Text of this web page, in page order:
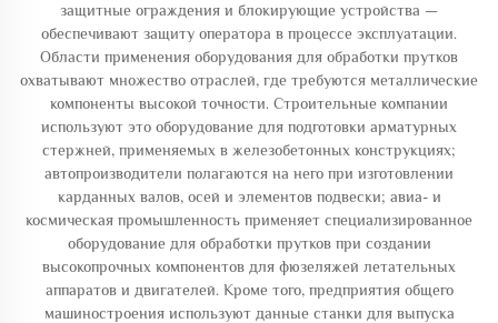
защитные ограждения и блокирующие устройства —
обеспечивают защиту оператора в процессе эксплуатации.
Области применения оборудования для обработки прутков
охватывают множество отраслей, где требуются металлические
компоненты высокой точности. Строительные компании
используют это оборудование для подготовки арматурных
стержней, применяемых в железобетонных конструкциях;
автопроизводители полагаются на него при изготовлении
карданных валов, осей и элементов подвески; авиа- и
космическая промышленность применяет специализированное
оборудование для обработки прутков при создании
высокопрочных компонентов для фюзеляжей летательных
аппаратов и двигателей. Кроме того, предприятия общего
машиностроения используют данные станки для выпуска